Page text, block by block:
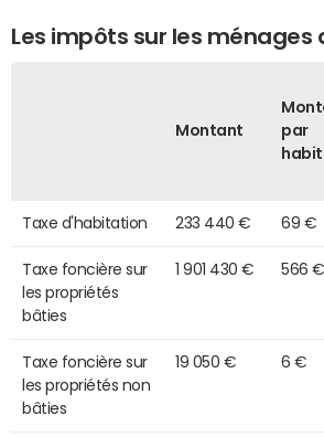
Les impôts sur les ménages
Montant
par
Taxe d'habitation 233 440 € 69 €
Taxe foncière sur
les propriétés
bâties
1 901 430 € 566 €
Taxe foncière sur
les propriétés non
bâties
19 050 € 6 €